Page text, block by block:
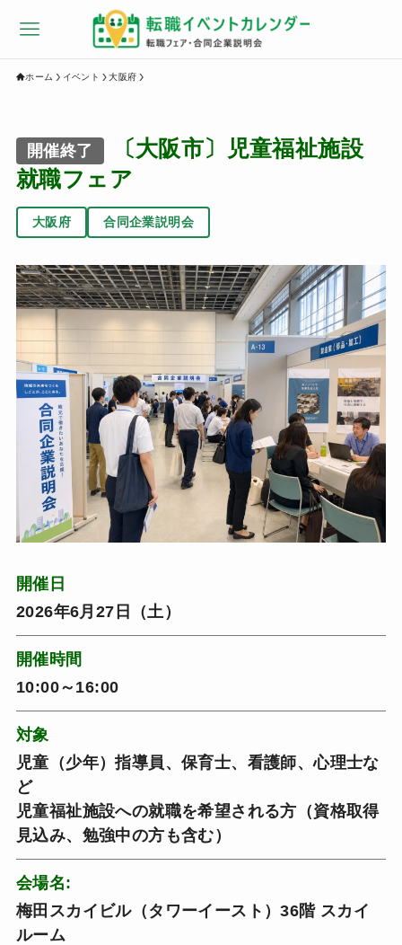
ホーム イベント 大阪府
開催終了
〔大阪市〕児童福祉施設
就職フェア
大阪府 合同企業説明会
開催日
2026年6月27日（土）
開催時間
10:00～16:00
対象
児童（少年）指導員、保育士、看護師、心理士な
ど
児童福祉施設への就職を希望される方（資格取得
見込み、勉強中の方も含む）
会場名:
梅田スカイビル（タワーイースト）36階 スカイ
ルーム